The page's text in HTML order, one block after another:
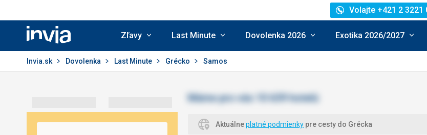
Invia.sk
Volajte +421 2 3221
Zľavy Last Minute Dovolenka 2026 Exotika 2026/2027
Invia.sk Dovolenka Last Minute Grécko Samos
Aktuálneplatné podmienky pre cesty do Grécka